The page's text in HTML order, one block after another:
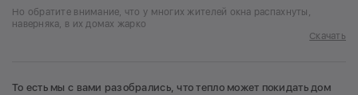
Но обратите внимание, что у многих жителей окна распахнуты,
наверняка, в их домах жарко
Скачать
То есть мы с вами разобрались, что тепло может покидать дом